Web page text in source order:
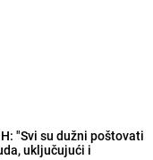
"Svi su dužni poštovati
uključujući i